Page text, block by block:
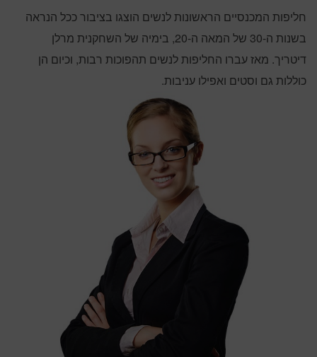
חליפות המכנסיים הראשונות לנשים הוצגו בציבור ככל הנראה
בשנות ה-30 של המאה ה-20, בימיה של השחקנית מרלן
דיטריך. מאז עברו החליפות לנשים תהפוכות רבות, וכיום הן
כוללות גם וסטים ואפילו עניבות.